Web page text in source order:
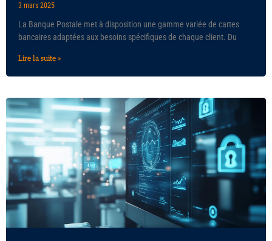
3 mars 2025
La Banque Postale met à disposition une gamme variée de cartes
bancaires adaptées aux besoins spécifiques de chaque client. Du
Lire la suite »